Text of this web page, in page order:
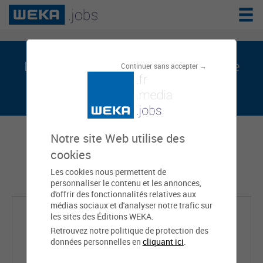
Continuer sans accepter →
Notre site Web utilise des
cookies
Les cookies nous permettent de
personnaliser le contenu et les annonces,
d'offrir des fonctionnalités relatives aux
médias sociaux et d'analyser notre trafic sur
les sites des Éditions WEKA.
Retrouvez notre politique de protection des
données personnelles en cliquant ici.
Delphine FREUND est sur weka.jobs, le
réseau de l'emploi public